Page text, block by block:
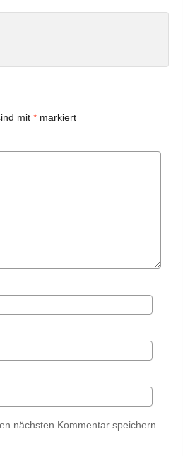
mit * markiert
nächsten Kommentar speichern.